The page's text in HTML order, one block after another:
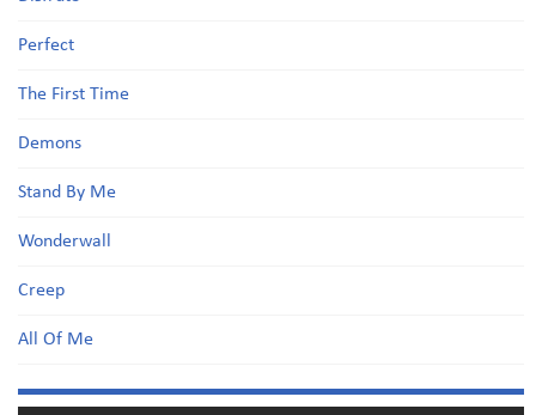
Perfect
The First Time
Demons
Stand By Me
Wonderwall
Creep
All Of Me